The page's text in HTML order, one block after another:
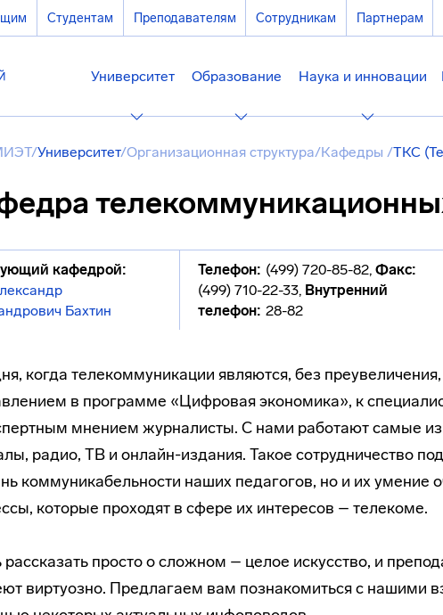
Студентам Преподавателям Сотрудникам Партнерам
Университет Образование Наука и инновации
/Университет/Организационная структура/Кафедры /ТКС
кафедрой:
Бахтин
Телефон: (499) 720-85-82,Факс:
(499) 710-22-33, Внутренний
телефон: 28-82
когда телекоммуникации являются, без
в программе «Цифровая экономика», к
мнением журналисты. С нами работают самые
радио, ТВ и онлайн-издания. Такое сотрудничество
коммуникабельности наших педагогов, но и их умение
которые проходят в сфере их интересов – телекоме.
рассказать просто о сложном – целое искусство, и
виртуозно. Предлагаем вам познакомиться с нашими